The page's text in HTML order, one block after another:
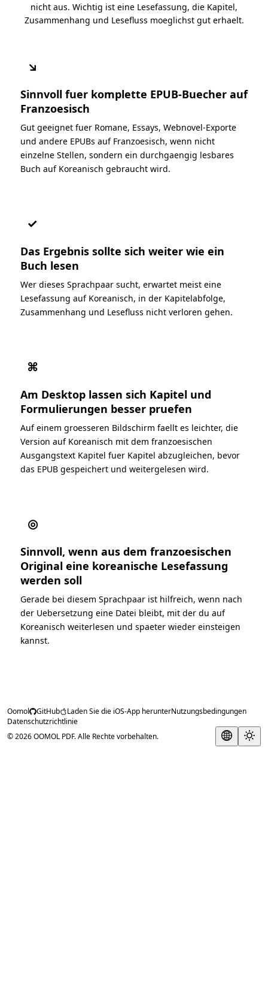
nicht aus. Wichtig ist eine Lesefassung, die Kapitel,
Zusammenhang und Lesefluss moeglichst gut erhaelt.
↘
Sinnvoll fuer komplette EPUB-Buecher auf
Franzoesisch
Gut geeignet fuer Romane, Essays, Webnovel-Exporte
und andere EPUBs auf Franzoesisch, wenn nicht
einzelne Stellen, sondern ein durchgaengig lesbares
Buch auf Koreanisch gebraucht wird.
✓
Das Ergebnis sollte sich weiter wie ein
Buch lesen
Wer dieses Sprachpaar sucht, erwartet meist eine
Lesefassung auf Koreanisch, in der Kapitelabfolge,
Zusammenhang und Lesefluss nicht verloren gehen.
⌘
Am Desktop lassen sich Kapitel und
Formulierungen besser pruefen
Auf einem groesseren Bildschirm faellt es leichter, die
Version auf Koreanisch mit dem franzoesischen
Ausgangstext Kapitel fuer Kapitel abzugleichen, bevor
das EPUB gespeichert und weitergelesen wird.
◎
Sinnvoll, wenn aus dem franzoesischen
Original eine koreanische Lesefassung
werden soll
Gerade bei diesem Sprachpaar ist hilfreich, wenn nach
der Uebersetzung eine Datei bleibt, mit der du auf
Koreanisch weiterlesen und spaeter wieder einsteigen
kannst.
Oomol GitHub Laden Sie die iOS-App herunterNutzungsbedingungen
Datenschutzrichtlinie
© 2026 OOMOL PDF. Alle Rechte vorbehalten.